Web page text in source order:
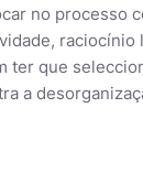
no processo
raciocínio
ter que
a